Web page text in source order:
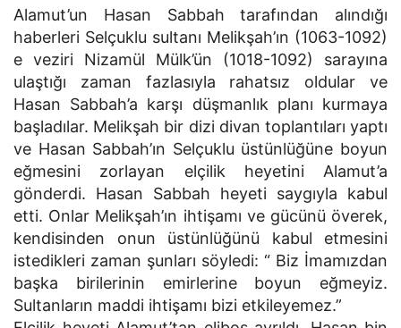
Alamut’un Hasan Sabbah tarafından alındığı
haberleri Selçuklu sultanı Melikşah’ın (1063-1092)
e veziri Nizamül Mülk’ün (1018-1092) sarayına
ulaştığı zaman fazlasıyla rahatsız oldular ve
Hasan Sabbah’a karşı düşmanlık planı kurmaya
başladılar. Melikşah bir dizi divan toplantıları yaptı
ve Hasan Sabbah’ın Selçuklu üstünlüğüne boyun
eğmesini zorlayan elçilik heyetini Alamut’a
gönderdi. Hasan Sabbah heyeti saygıyla kabul
etti. Onlar Melikşah’ın ihtişamı ve gücünü överek,
kendisinden onun üstünlüğünü kabul etmesini
istedikleri zaman şunları söyledi: “ Biz İmamızdan
başka birilerinin emirlerine boyun eğmeyiz.
Sultanların maddi ihtişamı bizi etkileyemez.”